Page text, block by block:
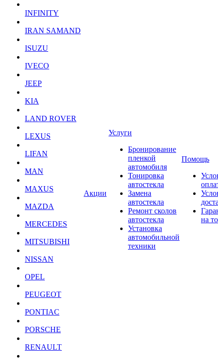
INFINITY
IRAN SAMAND
ISUZU
IVECO
JEEP
KIA
LAND ROVER
LEXUS
LIFAN
MAN
MAXUS
MAZDA
MERCEDES
MITSUBISHI
NISSAN
OPEL
PEUGEOT
PONTIAC
PORSCHE
RENAULT
Акции
Услуги
Бронирование
пленкой
автомобиля
Тонировка
автостекла
Замена
автостекла
Ремонт сколов
автостекла
Установка
автомобильной
техники
Помощь
на